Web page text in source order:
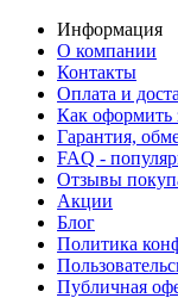
Информация
О компании
Контакты
Оплата и
Как оформить
Гарантия,
FAQ -
Отзывы
Акции
Блог
Политика
Публичная